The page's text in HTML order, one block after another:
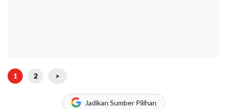
1 2 >
Jadikan Sumber Pilihan